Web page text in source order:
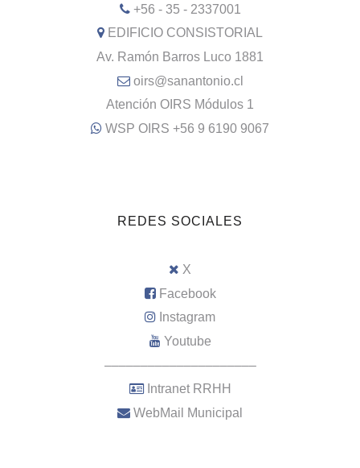
+56 - 35 - 2337001
EDIFICIO CONSISTORIAL
Av. Ramón Barros Luco 1881
oirs@sanantonio.cl
Atención OIRS Módulos 1
WSP OIRS +56 9 6190 9067
REDES SOCIALES
X
Facebook
Instagram
Youtube
–––––––––––––––––––––
Intranet RRHH
WebMail Municipal